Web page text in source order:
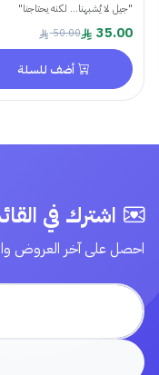
"جيل لا يُشبهنا... لكنه يحتاجنا"
35.00
50.00
أضف للسلة
اشترك في
احصل على آخر العروض